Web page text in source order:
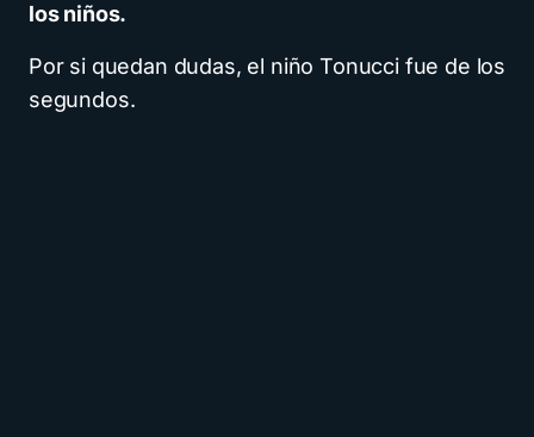
los niños.
Por si quedan dudas, el niño Tonucci fue de los
segundos.